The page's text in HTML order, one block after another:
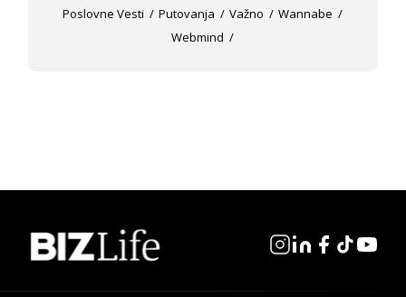
Poslovne Vesti
Putovanja Važno
Wannabe
Webmind